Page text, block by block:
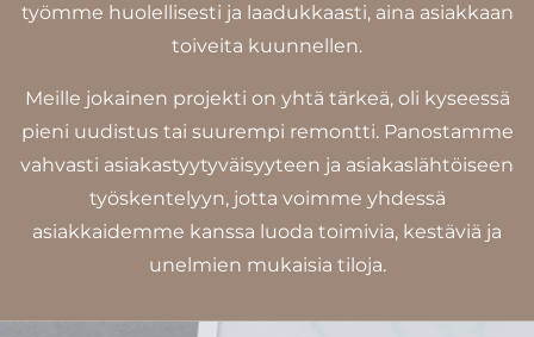
työmme huolellisesti ja laadukkaasti, aina asiakkaan
toiveita kuunnellen.
Meille jokainen projekti on yhtä tärkeä, oli kyseessä
pieni uudistus tai suurempi remontti. Panostamme
vahvasti asiakastyytyväisyyteen ja asiakaslähtöiseen
työskentelyyn, jotta voimme yhdessä
asiakkaidemme kanssa luoda toimivia, kestäviä ja
unelmien mukaisia tiloja.